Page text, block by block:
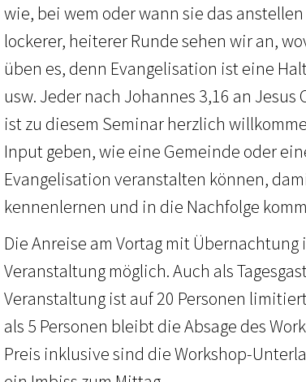
wie, bei wem oder wann sie das
lockerer, heiterer Runde sehen wir an,
üben es, denn Evangelisation ist eine
usw. Jeder nach Johannes 3,16 an Jesus
ist zu diesem Seminar herzlich
Input geben, wie eine Gemeinde oder
Evangelisation veranstalten können,
kennenlernen und in die Nachfolge
Die Anreise am Vortag mit Übernachtung
Veranstaltung möglich. Auch als
Veranstaltung ist auf 20 Personen
als 5 Personen bleibt die Absage des
Preis inklusive sind die Workshop-